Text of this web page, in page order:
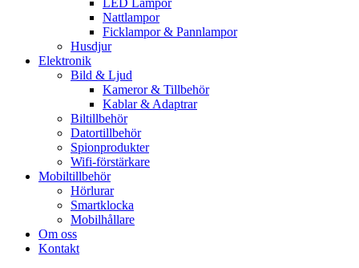
LED Lampor
Nattlampor
Ficklampor & Pannlampor
Husdjur
Elektronik
Bild & Ljud
Kameror & Tillbehör
Kablar & Adaptrar
Biltillbehör
Datortillbehör
Spionprodukter
Wifi-förstärkare
Mobiltillbehör
Hörlurar
Smartklocka
Mobilhållare
Om oss
Kontakt